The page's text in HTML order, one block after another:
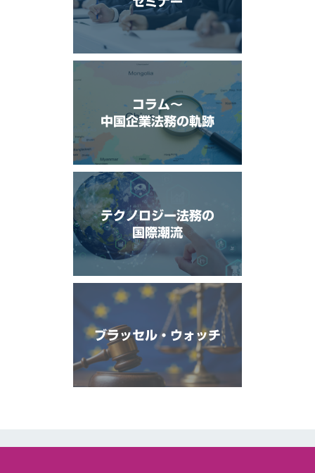
コラム〜
中国企業法務の軌跡
テクノロジー法務の
国際潮流
ブラッセル・ウォッチ